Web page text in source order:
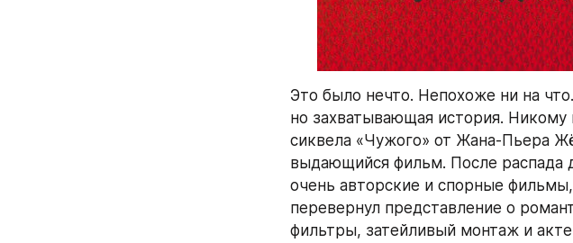
Это было нечто. Непохоже ни на
но захватывающая история.
сиквела «Чужого» от Жана-Пьера
выдающийся фильм. После распада
очень авторские и спорные
перевернул представление о
фильтры, затейливый монтаж и